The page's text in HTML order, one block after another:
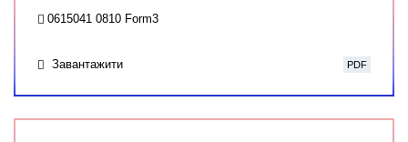
0615041 0810 Form3
Завантажити PDF